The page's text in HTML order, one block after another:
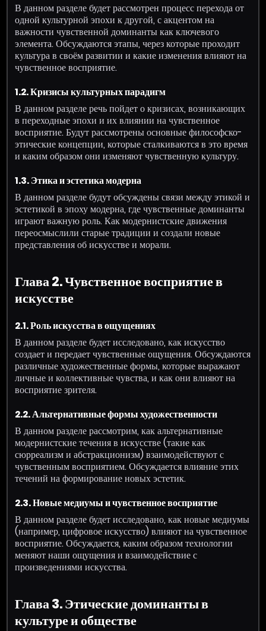
В данном разделе будет рассмотрен процесс перехода от
одной культурной эпохи к другой, с акцентом на
важности чувственной доминанты как ключевого
элемента. Обсуждаются этапы, через которые проходит
культура в своём развитии и какие изменения влияют на
чувственное восприятие.
1.2. Кризисы культурных парадигм
В данном разделе речь пойдет о кризисах, возникающих
в переходные эпохи и их влиянии на чувственное
восприятие. Будут рассмотрены основные философско-
этические концепции, которые сталкиваются в это время
и каким образом они изменяют чувственную культуру.
1.3. Этика и эстетика модерна
В данном разделе будут обсуждены связи между этикой и
эстетикой в эпоху модерна, где чувственные доминанты
играют важную роль. Как модернистские движения
переосмыслили старые традиции и создали новые
представления об искусстве и морали.
Глава 2. Чувственное восприятие в
искусстве
2.1. Роль искусства в ощущениях
В данном разделе будет исследовано, как искусство
создает и передает чувственные ощущения. Обсуждаются
различные художественные формы, которые выражают
личные и коллективные чувства, и как они влияют на
восприятие зрителя.
2.2. Альтернативные формы художественности
В данном разделе рассмотрим, как альтернативные
модернистские течения в искусстве (такие как
сюрреализм и абстракционизм) взаимодействуют с
чувственным восприятием. Обсуждается влияние этих
течений на формирование новых эстетик.
2.3. Новые медиумы и чувственное восприятие
В данном разделе будет исследовано, как новые медиумы
(например, цифровое искусство) влияют на чувственное
восприятие. Обсуждается, каким образом технологии
меняют наши ощущения и взаимодействие с
произведениями искусства.
Глава 3. Этические доминанты в
культуре и обществе